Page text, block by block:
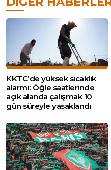
KKTC’de yüksek sıcaklık
alarmı: Öğle saatlerinde
açık alanda çalışmak 10
gün süreyle yasaklandı